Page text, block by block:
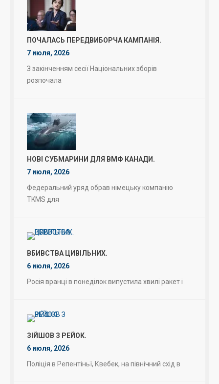
ПОЧАЛАСЬ ПЕРЕДВИБОРЧА КАМПАНІЯ.
7 июля, 2026
З закінченням сесії Національних зборів
розпочала
НОВІ СУБМАРИНИ ДЛЯ ВМФ КАНАДИ.
7 июля, 2026
Федеральний уряд обрав німецьку компанію
TKMS для
ВБИВСТВА ЦИВІЛЬНИХ.
6 июля, 2026
Росія вранці в понеділок випустила хвилі ракет і
ЗІЙШОВ З РЕЙОК.
6 июля, 2026
Поліція в Репентіньї, Квебек, на північний схід в